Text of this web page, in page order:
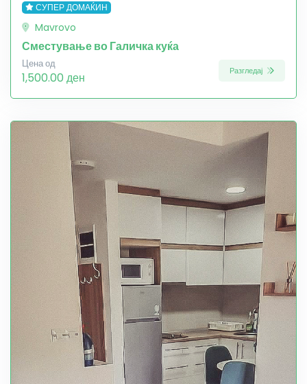
СУПЕР ДОМАЌИН
Mavrovo
Сместување во Галичка куќа
Цена од
1,500.00 ден Разгледај